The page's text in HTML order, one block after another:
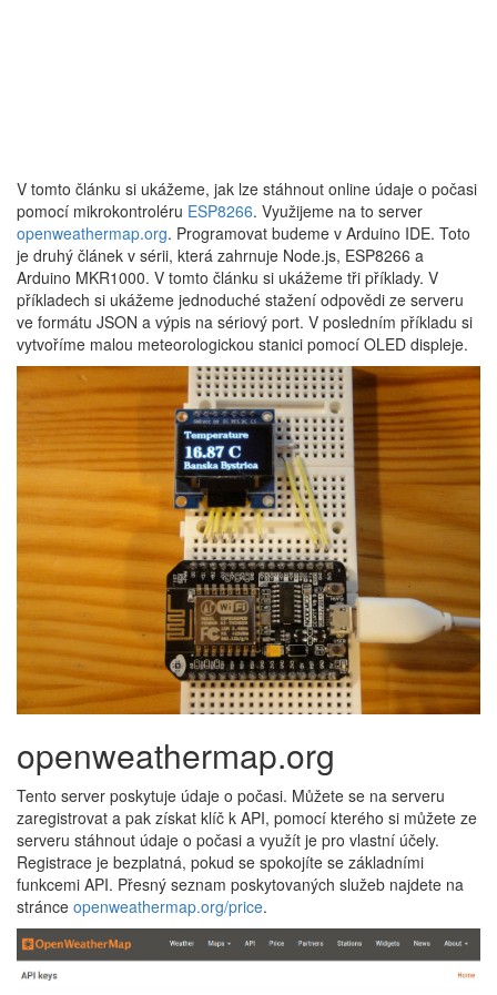
V tomto článku si ukážeme, jak lze stáhnout online údaje o počasi
pomocí mikrokontroléru ESP8266. Využijeme na to server
openweathermap.org. Programovat budeme v Arduino IDE. Toto
je druhý článek v sérii, která zahrnuje Node.js, ESP8266 a
Arduino MKR1000. V tomto článku si ukážeme tři příklady. V
příkladech si ukážeme jednoduché stažení odpovědi ze serveru
ve formátu JSON a výpis na sériový port. V posledním příkladu si
vytvoříme malou meteorologickou stanici pomocí OLED displeje.
openweathermap.org
Tento server poskytuje údaje o počasi. Můžete se na serveru
zaregistrovat a pak získat klíč k API, pomocí kterého si můžete ze
serveru stáhnout údaje o počasi a využít je pro vlastní účely.
Registrace je bezplatná, pokud se spokojíte se základními
funkcemi API. Přesný seznam poskytovaných služeb najdete na
stránce openweathermap.org/price.